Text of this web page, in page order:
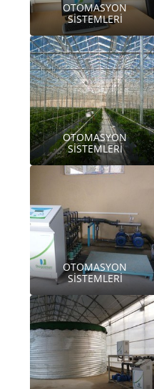
OTOMASYON
SİSTEMLERİ
OTOMASYON
SİSTEMLERİ
OTOMASYON
SİSTEMLERİ